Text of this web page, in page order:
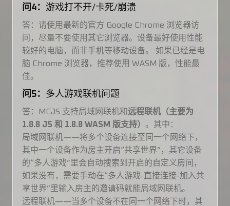
问4： 游戏打不开/卡死/崩溃
答：请使用最新的官方 Google Chrome 浏览器访
问，尽量不要使用其它浏览器。设备最好使用性能
较好的电脑，而非手机等移动设备。 如果已经是电
脑 Chrome 浏览器，推荐使用 WASM 版，性能最
佳。
问5： 多人游戏联机问题
答：MCJS 支持局域网联机和 远程联机（主要为
1.8.8 JS 和 1.8.8 WASM 版支持） 。其中：
局域网联机——将多个设备连接至同一个网络下，
其中一个设备作为房主开启“共享世界”，其它设备
的“多人游戏”里会自动搜索到开启的自定义房间，
如果没有，需要手动在“多人游戏-直接连接-加入共
享世界”里输入房主的邀请码就能局域网联机。
远程联机——当多个设备不在同一个网络下时，其